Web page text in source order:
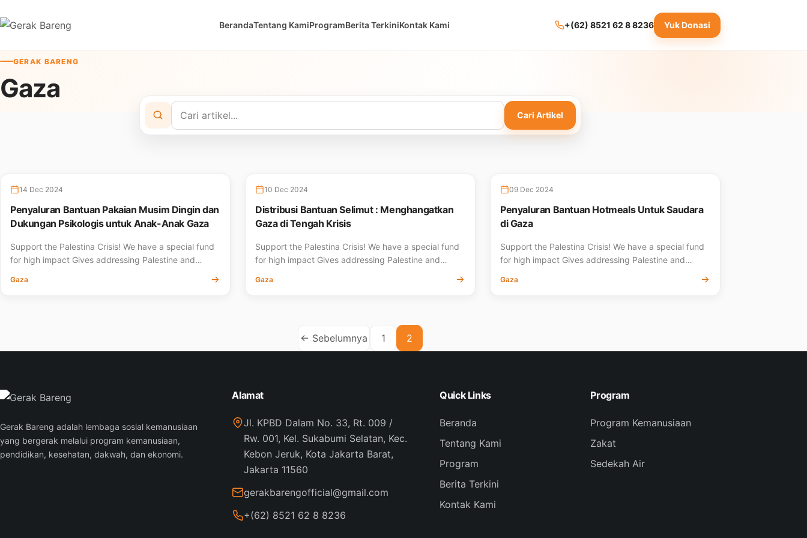
BerandaTentang KamiProgramBerita TerkiniKontak Kami +(62) 8521 62 8 8236 Yuk Donasi
GERAK BARENG
Gaza
Cari Artikel
14 Dec 2024
Penyaluran Bantuan Pakaian Musim Dingin dan
Dukungan Psikologis untuk Anak-Anak Gaza
Support the Palestina Crisis! We have a special fund
for high impact Gives addressing Palestine and…
Gaza
10 Dec 2024
Distribusi Bantuan Selimut : Menghangatkan
Gaza di Tengah Krisis
Support the Palestina Crisis! We have a special fund
for high impact Gives addressing Palestine and…
Gaza
09 Dec 2024
Penyaluran Bantuan Hotmeals Untuk Saudara
di Gaza
Support the Palestina Crisis! We have a special fund
for high impact Gives addressing Palestine and…
Gaza
← Sebelumnya 1 2
Gerak Bareng adalah lembaga sosial kemanusiaan
yang bergerak melalui program kemanusiaan,
pendidikan, kesehatan, dakwah, dan ekonomi.
Alamat
Jl. KPBD Dalam No. 33, Rt. 009 /
Rw. 001, Kel. Sukabumi Selatan, Kec.
Kebon Jeruk, Kota Jakarta Barat,
Jakarta 11560
gerakbarengofficial@gmail.com
+(62) 8521 62 8 8236
Quick Links
Beranda
Tentang Kami
Program
Berita Terkini
Kontak Kami
Program
Program Kemanusiaan
Zakat
Sedekah Air